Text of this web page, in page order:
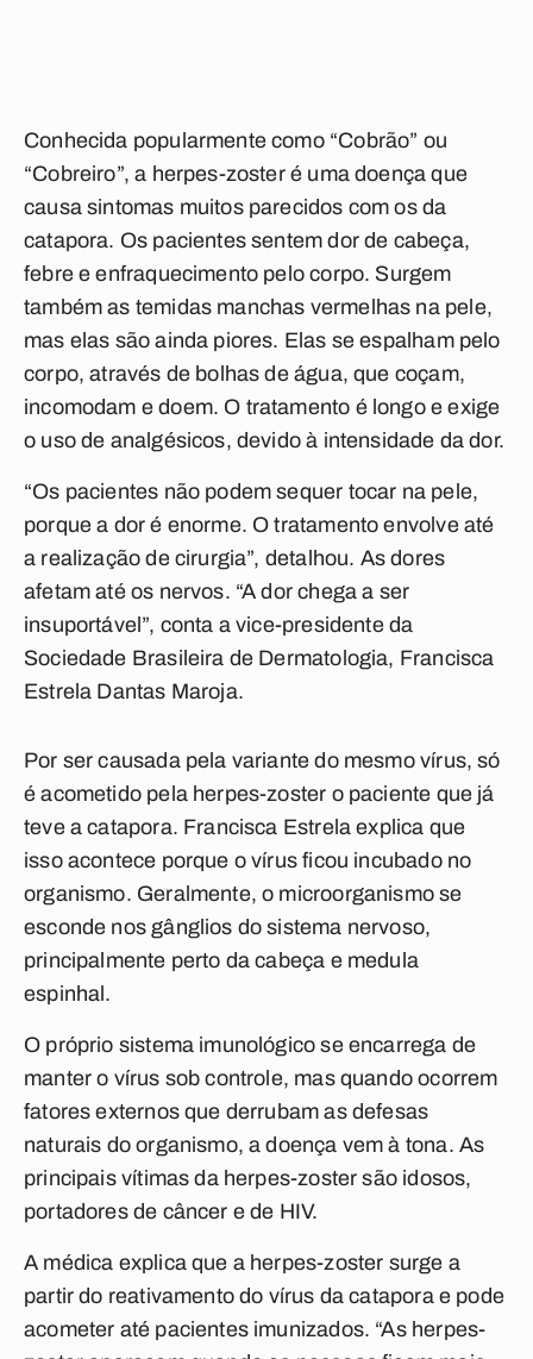
Conhecida popularmente como “Cobrão” ou
“Cobreiro”, a herpes-zoster é uma doença que
causa sintomas muitos parecidos com os da
catapora. Os pacientes sentem dor de cabeça,
febre e enfraquecimento pelo corpo. Surgem
também as temidas manchas vermelhas na pele,
mas elas são ainda piores. Elas se espalham pelo
corpo, através de bolhas de água, que coçam,
incomodam e doem. O tratamento é longo e exige
o uso de analgésicos, devido à intensidade da dor.
“Os pacientes não podem sequer tocar na pele,
porque a dor é enorme. O tratamento envolve até
a realização de cirurgia”, detalhou. As dores
afetam até os nervos. “A dor chega a ser
insuportável”, conta a vice-presidente da
Sociedade Brasileira de Dermatologia, Francisca
Estrela Dantas Maroja.
Por ser causada pela variante do mesmo vírus, só
é acometido pela herpes-zoster o paciente que já
teve a catapora. Francisca Estrela explica que
isso acontece porque o vírus ficou incubado no
organismo. Geralmente, o microorganismo se
esconde nos gânglios do sistema nervoso,
principalmente perto da cabeça e medula
espinhal.
O próprio sistema imunológico se encarrega de
manter o vírus sob controle, mas quando ocorrem
fatores externos que derrubam as defesas
naturais do organismo, a doença vem à tona. As
principais vítimas da herpes-zoster são idosos,
portadores de câncer e de HIV.
A médica explica que a herpes-zoster surge a
partir do reativamento do vírus da catapora e pode
acometer até pacientes imunizados. “As herpes-